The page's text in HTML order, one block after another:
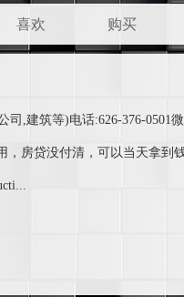
喜欢 购买
,建筑等)电话:626-376-0501
房贷没付清，可以当天拿到